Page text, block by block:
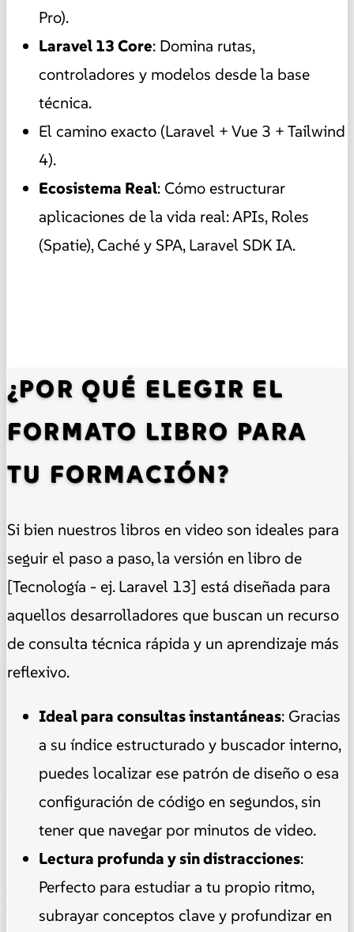
Pro).
Laravel 13 Core: Domina rutas,
controladores y modelos desde la base
técnica.
El camino exacto (Laravel + Vue 3 + Tailwind
4).
Ecosistema Real: Cómo estructurar
aplicaciones de la vida real: APIs, Roles
(Spatie), Caché y SPA, Laravel SDK IA.
¿POR QUÉ ELEGIR EL
FORMATO LIBRO PARA
TU FORMACIÓN?
Si bien nuestros libros en video son ideales para
seguir el paso a paso, la versión en libro de
[Tecnología - ej. Laravel 13] está diseñada para
aquellos desarrolladores que buscan un recurso
de consulta técnica rápida y un aprendizaje más
reflexivo.
Ideal para consultas instantáneas: Gracias
a su índice estructurado y buscador interno,
puedes localizar ese patrón de diseño o esa
configuración de código en segundos, sin
tener que navegar por minutos de video.
Lectura profunda y sin distracciones:
Perfecto para estudiar a tu propio ritmo,
subrayar conceptos clave y profundizar en